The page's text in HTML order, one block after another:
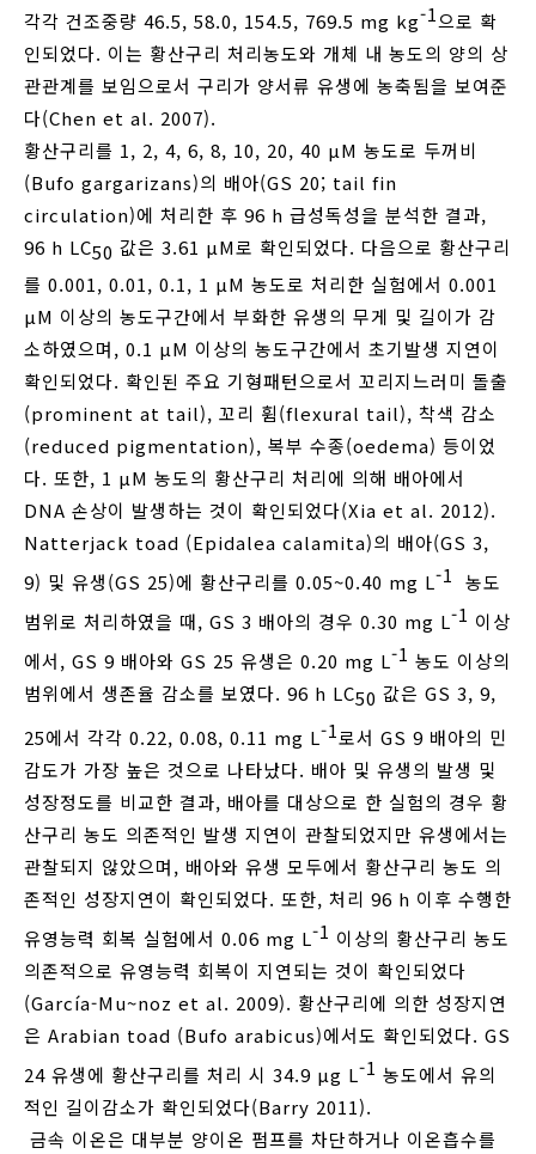
각각 건조중량 46.5, 58.0, 154.5, 769.5 mg kg-1으로 확
인되었다. 이는 황산구리 처리농도와 개체 내 농도의 양의 상
관관계를 보임으로서 구리가 양서류 유생에 농축됨을 보여준
다(Chen et al. 2007).
황산구리를 1, 2, 4, 6, 8, 10, 20, 40 μM 농도로 두꺼비
(Bufo gargarizans)의 배아(GS 20; tail fin
circulation)에 처리한 후 96 h 급성독성을 분석한 결과,
96 h LC50 값은 3.61 μM로 확인되었다. 다음으로 황산구리
를 0.001, 0.01, 0.1, 1 μM 농도로 처리한 실험에서 0.001
μM 이상의 농도구간에서 부화한 유생의 무게 및 길이가 감
소하였으며, 0.1 μM 이상의 농도구간에서 초기발생 지연이
확인되었다. 확인된 주요 기형패턴으로서 꼬리지느러미 돌출
(prominent at tail), 꼬리 휨(flexural tail), 착색 감소
(reduced pigmentation), 복부 수종(oedema) 등이었
다. 또한, 1 μM 농도의 황산구리 처리에 의해 배아에서
DNA 손상이 발생하는 것이 확인되었다(Xia et al. 2012).
Natterjack toad (Epidalea calamita)의 배아(GS 3,
9) 및 유생(GS 25)에 황산구리를 0.05~0.40 mg L-1 농도
범위로 처리하였을 때, GS 3 배아의 경우 0.30 mg L-1 이상
에서, GS 9 배아와 GS 25 유생은 0.20 mg L-1 농도 이상의
범위에서 생존율 감소를 보였다. 96 h LC50 값은 GS 3, 9,
25에서 각각 0.22, 0.08, 0.11 mg L-1로서 GS 9 배아의 민
감도가 가장 높은 것으로 나타났다. 배아 및 유생의 발생 및
성장정도를 비교한 결과, 배아를 대상으로 한 실험의 경우 황
산구리 농도 의존적인 발생 지연이 관찰되었지만 유생에서는
관찰되지 않았으며, 배아와 유생 모두에서 황산구리 농도 의
존적인 성장지연이 확인되었다. 또한, 처리 96 h 이후 수행한
유영능력 회복 실험에서 0.06 mg L-1 이상의 황산구리 농도
의존적으로 유영능력 회복이 지연되는 것이 확인되었다
(García-Mu~noz et al. 2009). 황산구리에 의한 성장지연
은 Arabian toad (Bufo arabicus)에서도 확인되었다. GS
24 유생에 황산구리를 처리 시 34.9 μg L-1 농도에서 유의
적인 길이감소가 확인되었다(Barry 2011).
금속 이온은 대부분 양이온 펌프를 차단하거나 이온흡수를